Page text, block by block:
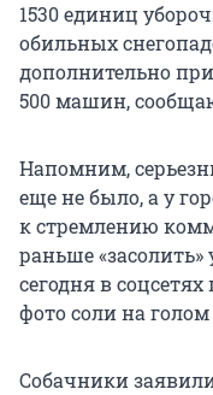
1530 единиц
обильных
дополнительно
500 машин,
Напомним,
еще не было, а у
к стремлению
раньше
сегодня в
фото соли на голом
Собачники